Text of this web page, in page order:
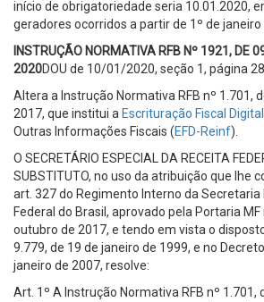
início de obrigatoriedade seria 10.01.2020,
geradores ocorridos a partir de 1º de janeiro
INSTRUÇÃO NORMATIVA RFB Nº 1921, DE
2020DOU de 10/01/2020, seção 1, página 28
Altera a Instrução Normativa RFB nº 1.701,
2017, que institui a Escrituração Fiscal Digital
Outras Informações Fiscais (EFD-Reinf).
O SECRETÁRIO ESPECIAL DA RECEITA
SUBSTITUTO, no uso da atribuição que lhe
art. 327 do Regimento Interno da Secretaria
Federal do Brasil, aprovado pela Portaria MF
outubro de 2017, e tendo em vista o
9.779, de 19 de janeiro de 1999, e no
janeiro de 2007, resolve:
Art. 1º A Instrução Normativa RFB nº 1.701,